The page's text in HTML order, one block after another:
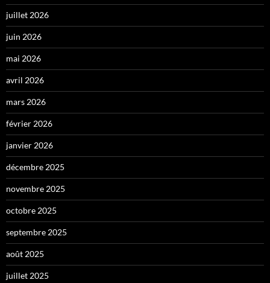
juillet 2026
juin 2026
mai 2026
avril 2026
mars 2026
février 2026
janvier 2026
décembre 2025
novembre 2025
octobre 2025
septembre 2025
août 2025
juillet 2025